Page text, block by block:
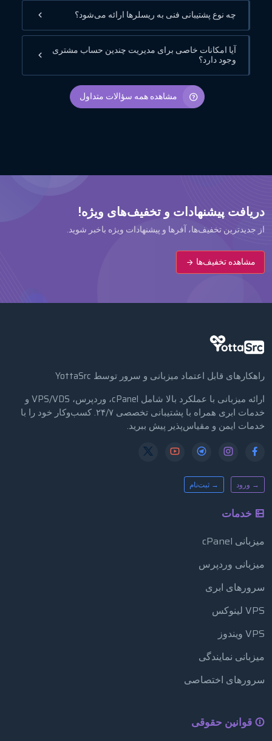
چه نوع پشتیبانی فنی به ریسلرها ارائه می‌شود؟
آیا امکانات خاصی برای مدیریت چندین حساب مشتری
وجود دارد؟
مشاهده همه سؤالات متداول
دریافت پیشنهادات و تخفیف‌های ویژه!
از جدیدترین تخفیف‌ها، آفرها و پیشنهادات ویژه باخبر شوید.
مشاهده تخفیف‌ها
راهکارهای قابل اعتماد میزبانی و سرور توسط YottaSrc
ارائه میزبانی با عملکرد بالا شامل cPanel، وردپرس، VPS/VDS و
خدمات ابری همراه با پشتیبانی تخصصی ۲۴/۷. کسب‌وکار خود را با
خدمات ایمن و مقیاس‌پذیر پیش ببرید.
→ ورود → ثبت‌نام
خدمات
میزبانی cPanel
میزبانی وردپرس
سرورهای ابری
VPS لینوکس
VPS ویندوز
میزبانی نمایندگی
سرورهای اختصاصی
قوانین حقوقی